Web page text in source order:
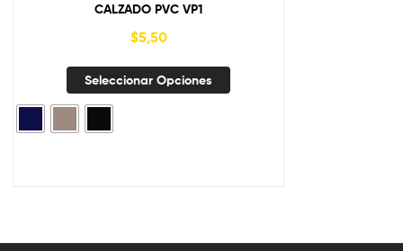
CALZADO PVC VP1
$5,50
Seleccionar Opciones